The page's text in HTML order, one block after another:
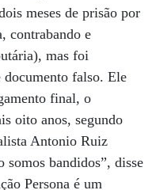
meses de prisão por
contrabando e
mas foi
documento falso. Ele
final, o
oito anos, segundo
Antonio Ruiz
somos bandidos”, disse
Persona é um